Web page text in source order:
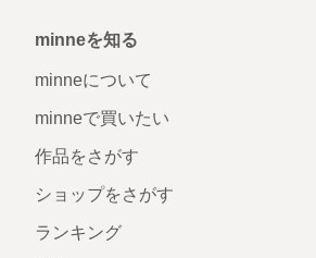
minneを知る
minneについて
minneで買いたい
作品をさがす
ショップをさがす
ランキング